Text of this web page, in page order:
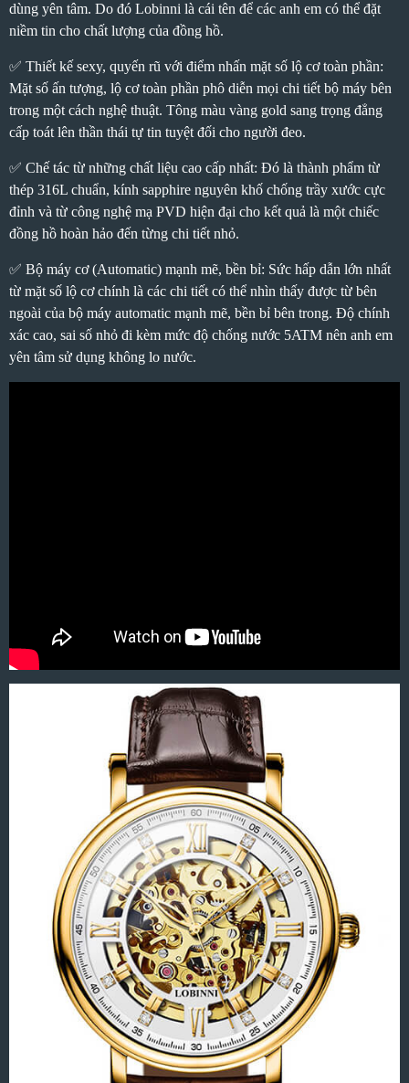
dùng yên tâm. Do đó Lobinni là cái tên để các anh em có thể đặt
niềm tin cho chất lượng của đồng hồ.
✅ Thiết kế sexy, quyến rũ với điểm nhấn mặt số lộ cơ toàn phần:
Mặt số ấn tượng, lộ cơ toàn phần phô diễn mọi chi tiết bộ máy bên
trong một cách nghệ thuật. Tông màu vàng gold sang trọng đẳng
cấp toát lên thần thái tự tin tuyệt đối cho người đeo.
✅ Chế tác từ những chất liệu cao cấp nhất: Đó là thành phẩm từ
thép 316L chuẩn, kính sapphire nguyên khố chống trầy xước cực
đỉnh và từ công nghệ mạ PVD hiện đại cho kết quả là một chiếc
đồng hồ hoàn hảo đến từng chi tiết nhỏ.
✅ Bộ máy cơ (Automatic) mạnh mẽ, bền bỉ: Sức hấp dẫn lớn nhất
từ mặt số lộ cơ chính là các chi tiết có thể nhìn thấy được từ bên
ngoài của bộ máy automatic mạnh mẽ, bền bỉ bên trong. Độ chính
xác cao, sai số nhỏ đi kèm mức độ chống nước 5ATM nên anh em
yên tâm sử dụng không lo nước.